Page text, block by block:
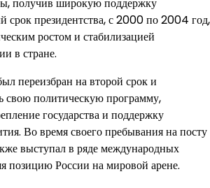
срок президентства, с 2000 по 2004 год,
ростом и стабилизацией
в стране.
переизбран на второй срок и
свою политическую программу,
государства и поддержку
Во время своего пребывания на посту
выступал в ряде международных
позицию России на мировой арене.